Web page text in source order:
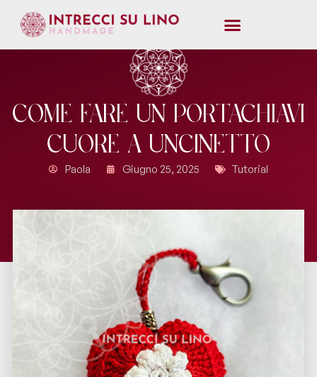
Come Fare Un Portachiavi
Cuore A Uncinetto
Paola Giugno 25, 2025 Tutorial